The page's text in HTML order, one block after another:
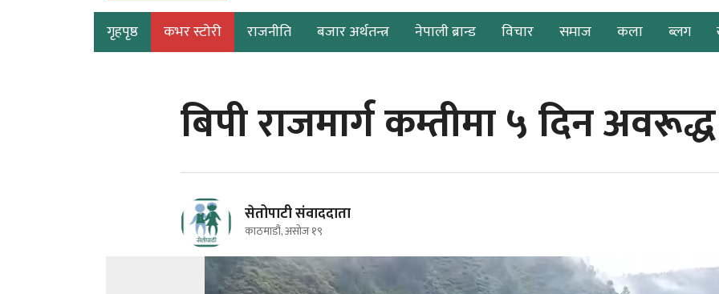
गृहपृष्ठ कभर स्टोरी राजनीति बजार अर्थतन्त्र नेपाली ब्रान्ड विचार समाज कला ब्लग
बिपी राजमार्ग कम्तीमा ५ दिन
सेतोपाटी संवाददाता
काठमाडौं, असोज १९